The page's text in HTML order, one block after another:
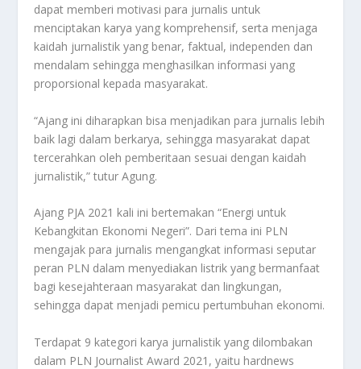
dapat memberi motivasi para jurnalis untuk
menciptakan karya yang komprehensif, serta menjaga
kaidah jurnalistik yang benar, faktual, independen dan
mendalam sehingga menghasilkan informasi yang
proporsional kepada masyarakat.
“Ajang ini diharapkan bisa menjadikan para jurnalis lebih
baik lagi dalam berkarya, sehingga masyarakat dapat
tercerahkan oleh pemberitaan sesuai dengan kaidah
jurnalistik,” tutur Agung.
Ajang PJA 2021 kali ini bertemakan “Energi untuk
Kebangkitan Ekonomi Negeri”. Dari tema ini PLN
mengajak para jurnalis mengangkat informasi seputar
peran PLN dalam menyediakan listrik yang bermanfaat
bagi kesejahteraan masyarakat dan lingkungan,
sehingga dapat menjadi pemicu pertumbuhan ekonomi.
Terdapat 9 kategori karya jurnalistik yang dilombakan
dalam PLN Journalist Award 2021, yaitu hardnews